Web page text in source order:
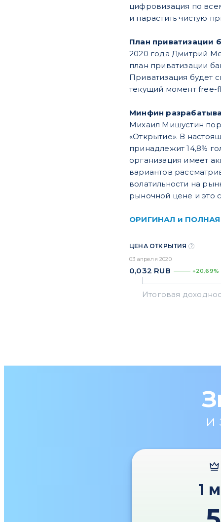
цифровизация по
и нарастить чистую
План приватизации
2020 года Дмитрий
план приватизации
Приватизация будет
текущий момент free-
Минфин
Михаил Мишустин
«Открытие». В
принадлежит 14,8%
организация имеет
вариантов
волатильности на
рыночной цене и это
ОРИГИНАЛ и
ЦЕНА ОТКРЫТИЯ
03 апреля 2020
0,032 RUB +20,69%
и
1